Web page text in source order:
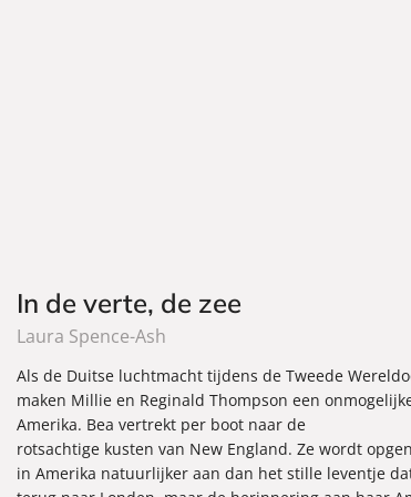
In de verte, de zee
Laura Spence-Ash
Als de Duitse luchtmacht tijdens de Tweede
maken Millie en Reginald Thompson een
Amerika. Bea vertrekt per boot naar de
rotsachtige kusten van New England. Ze wordt
in Amerika natuurlijker aan dan het stille leventje